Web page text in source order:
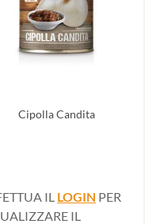
Cipolla Candita
IL LOGIN PER
IL